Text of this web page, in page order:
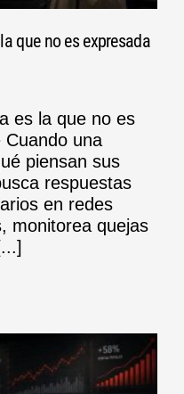
que no es expresada
es la que no es
Cuando una
piensan sus
respuestas
en redes
monitorea quejas